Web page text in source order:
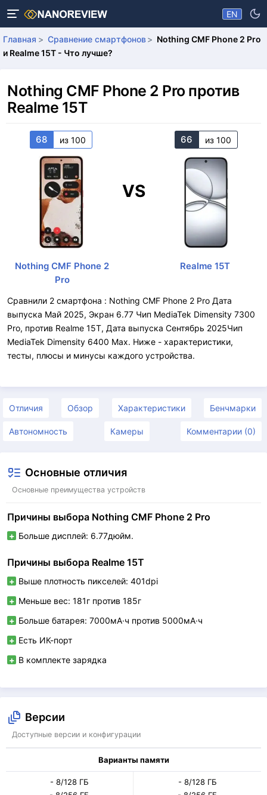
EN
Главная Сравнение смартфонов
Nothing CMF Phone 2 Pro
и Realme 15T - Что лучше?
Nothing CMF Phone 2 Pro против
Realme 15T
68 из 100
VS
66 из 100
Nothing CMF Phone 2
Pro
Realme 15T
Сравнили 2 смартфона : Nothing CMF Phone 2 Pro Дата
выпуска Май 2025, Экран 6.77 Чип MediaTek Dimensity 7300
Pro, против Realme 15T, Дата выпуска Сентябрь 2025Чип
MediaTek Dimensity 6400 Max. Ниже - характеристики,
тесты, плюсы и минусы каждого устройства.
Отличия Обзор Характеристики Бенчмарки
Автономность Камеры Комментарии (0)
Основные отличия
Основные преимущества устройств
Причины выбора Nothing CMF Phone 2 Pro
Больше дисплей: 6.77дюйм.
Причины выбора Realme 15T
Выше плотность пикселей: 401dpi
Меньше вес: 181г против 185г
Больше батарея: 7000мА·ч против 5000мА·ч
Есть ИК-порт
В комплекте зарядка
Версии
Доступные версии и конфигурации
Варианты памяти
- 8/128 ГБ
- 8/128 ГБ